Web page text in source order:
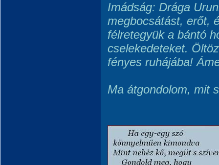
Imádság: Drága
megbocsátást, erőt,
félretegyük a bántó
cselekedeteket.
fényes ruhájába!
Ma átgondolom, mit